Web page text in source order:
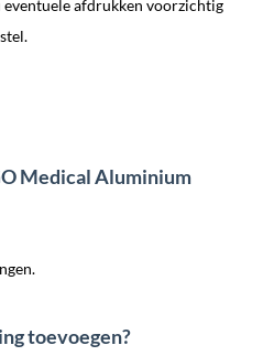
afdrukken voorzichtig
Medical Aluminium
toevoegen?